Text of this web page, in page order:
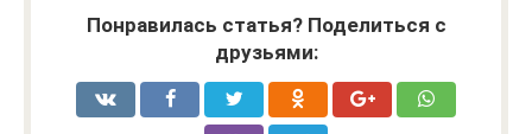
Понравилась статья? Поделиться с
друзьями: